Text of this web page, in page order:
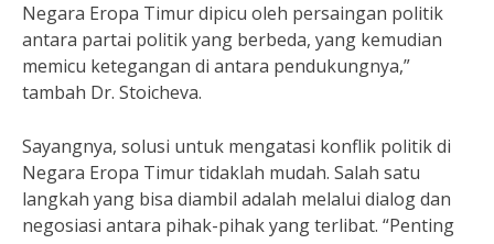
Negara Eropa Timur dipicu oleh persaingan politik
antara partai politik yang berbeda, yang kemudian
memicu ketegangan di antara pendukungnya,”
tambah Dr. Stoicheva.
Sayangnya, solusi untuk mengatasi konflik politik di
Negara Eropa Timur tidaklah mudah. Salah satu
langkah yang bisa diambil adalah melalui dialog dan
negosiasi antara pihak-pihak yang terlibat. “Penting